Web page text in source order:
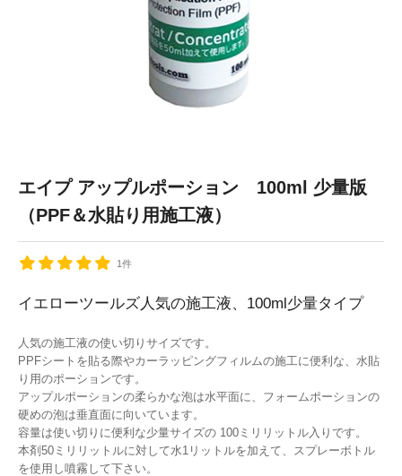
エイプ アップルポーション 100ml 少量版
（PPF＆水貼り用施工液）
1件
イエローツールズ人気の施工液、100ml少量タイプ
人気の施工液の使い切りサイズです。
PPFシートを貼る際やカーラッピングフィルムの施工に便利な、水貼
り用のポーションです。
アップルポーションの柔らかな泡は水平面に、フォームポーションの
硬めの泡は垂直面に向いています。
容量は使い切りに便利な少量サイズの 100ミリリットル入りです。
本剤50ミリリットルに対して水1リットルを加えて、スプレーボトル
を使用し噴霧して下さい。